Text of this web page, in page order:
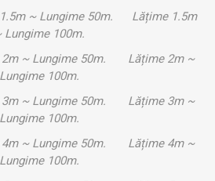
50m. Lățime 1.5m
Lungime 100m.
50m. Lățime 2m ~
Lungime 100m.
50m. Lățime 3m ~
Lungime 100m.
50m. Lățime 4m ~
Lungime 100m.